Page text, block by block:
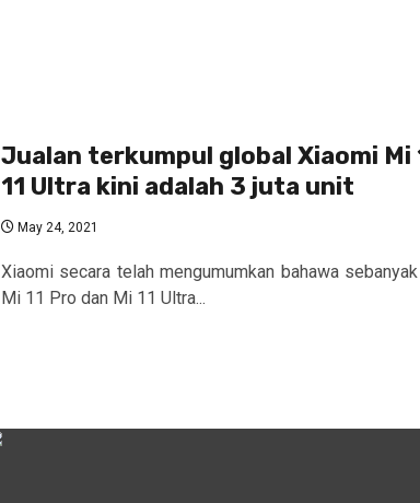
Jualan terkumpul global Xiaomi Mi
11 Ultra kini adalah 3 juta unit
May 24, 2021
Xiaomi secara telah mengumumkan bahawa
Mi 11 Pro dan Mi 11 Ultra...